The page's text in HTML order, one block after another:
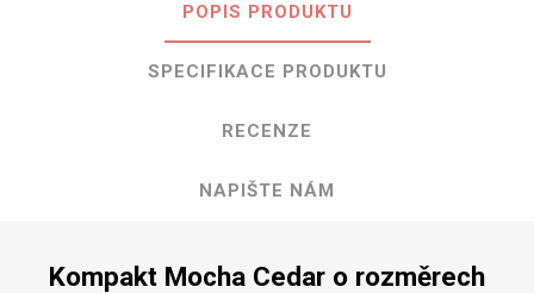
POPIS PRODUKTU
SPECIFIKACE PRODUKTU
RECENZE
NAPIŠTE NÁM
Kompakt Mocha Cedar o rozměrech